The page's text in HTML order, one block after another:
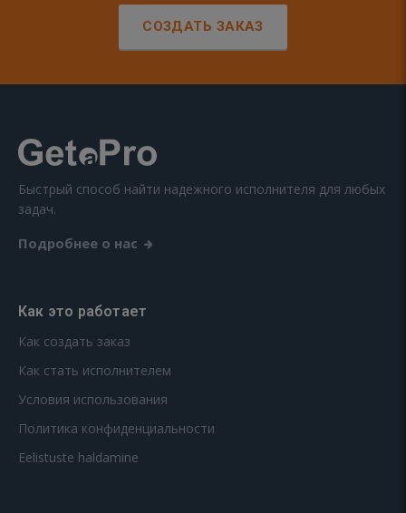
СОЗДАТЬ ЗАКАЗ
Быстрый способ найти надежного исполнителя для любых
задач.
Подробнее о нас
Как это работает
Как создать заказ
Как стать исполнителем
Условия использования
Политика конфиденциальности
Eelistuste haldamine